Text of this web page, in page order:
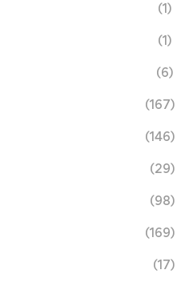
(1)
(1)
(6)
(167)
(146)
(29)
(98)
(169)
(17)